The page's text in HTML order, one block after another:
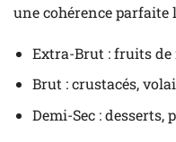
une cohérence parfaite
Extra-Brut : fruits
Brut : crustacés,
Demi-Sec : desserts,